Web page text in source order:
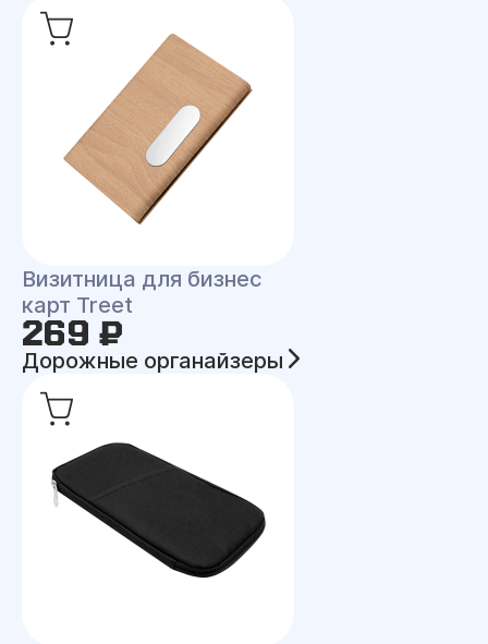
Визитница для бизнес
карт Treet
269 ₽
Дорожные органайзеры